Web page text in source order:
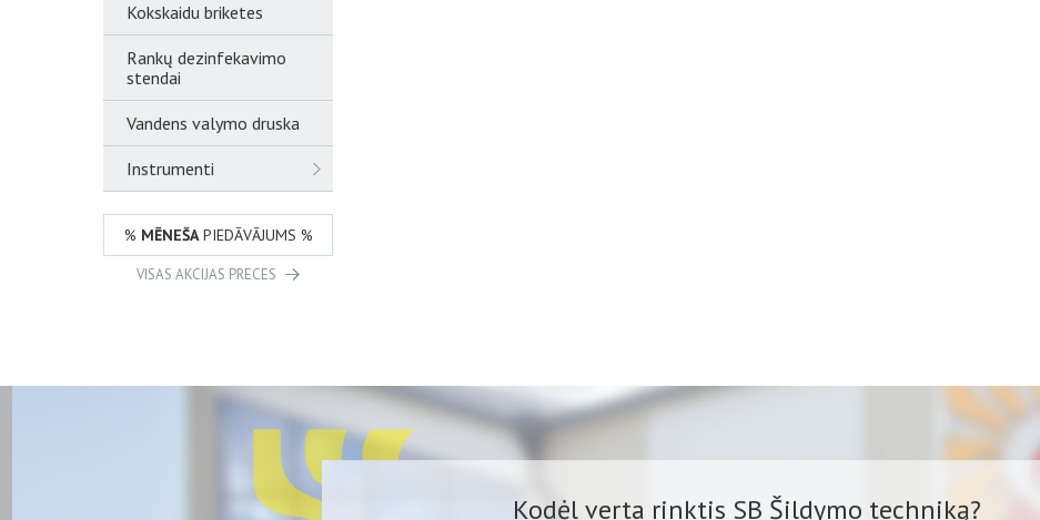
Kokskaidu briketes
Rankų dezinfekavimo
stendai
Vandens valymo druska
Instrumenti
% MĒNEŠAPIEDĀVĀJUMS %
VISAS AKCIJAS PRECES
Kodėl verta rinktis SB Šildymo techniką?